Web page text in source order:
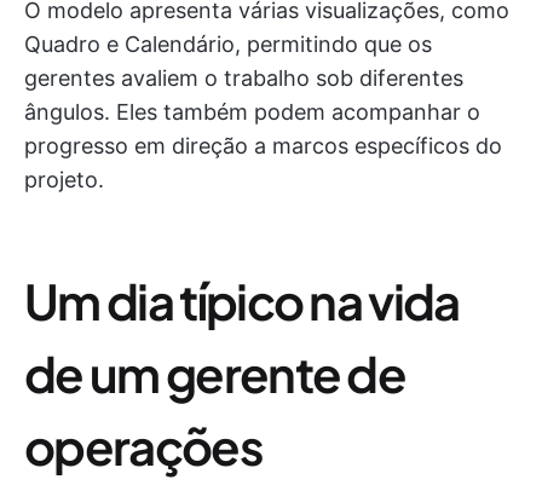
O modelo apresenta várias visualizações, como
Quadro e Calendário, permitindo que os
gerentes avaliem o trabalho sob diferentes
ângulos. Eles também podem acompanhar o
progresso em direção a marcos específicos do
projeto.
Um dia típico na vida
de um gerente de
operações